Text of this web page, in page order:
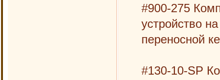
#900-275
устройство
переносной
#130-10-SP